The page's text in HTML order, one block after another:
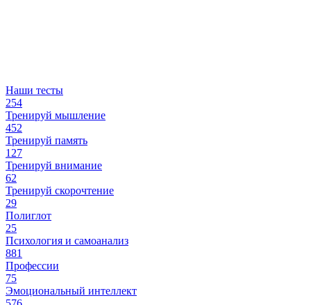
Наши тесты
254
Тренируй мышление
452
Тренируй память
127
Тренируй внимание
62
Тренируй скорочтение
29
Полиглот
25
Психология и самоанализ
881
Профессии
75
Эмоциональный интеллект